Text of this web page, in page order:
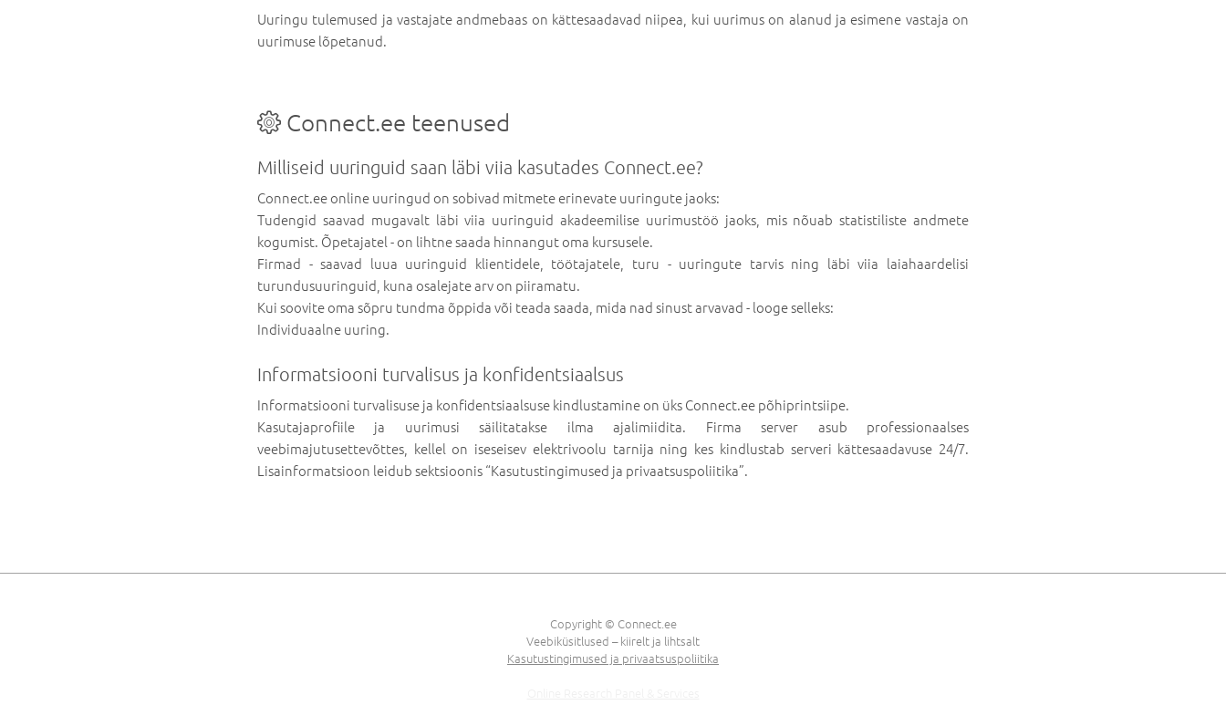
Uuringu tulemused ja vastajate andmebaas on kättesaadavad niipea, kui uurimus on alanud ja esimene vastaja on
uurimuse lõpetanud.
Connect.ee teenused
Milliseid uuringuid saan läbi viia kasutades Connect.ee?
Connect.ee online uuringud on sobivad mitmete erinevate uuringute jaoks:
Tudengid saavad mugavalt läbi viia uuringuid akadeemilise uurimustöö jaoks, mis nõuab statistiliste andmete
kogumist. Õpetajatel - on lihtne saada hinnangut oma kursusele.
Firmad - saavad luua uuringuid klientidele, töötajatele, turu - uuringute tarvis ning läbi viia laiahaardelisi
turundusuuringuid, kuna osalejate arv on piiramatu.
Kui soovite oma sõpru tundma õppida või teada saada, mida nad sinust arvavad - looge selleks:
Individuaalne uuring.
Informatsiooni turvalisus ja konfidentsiaalsus
Informatsiooni turvalisuse ja konfidentsiaalsuse kindlustamine on üks Connect.ee põhiprintsiipe.
Kasutajaprofiile ja uurimusi säilitatakse ilma ajalimiidita. Firma server asub professionaalses
veebimajutusettevõttes, kellel on iseseisev elektrivoolu tarnija ning kes kindlustab serveri kättesaadavuse 24/7.
Lisainformatsioon leidub sektsioonis “Kasutustingimused ja privaatsuspoliitika”.
Copyright © Connect.ee
Veebiküsitlused – kiirelt ja lihtsalt
Kasutustingimused ja privaatsuspoliitika